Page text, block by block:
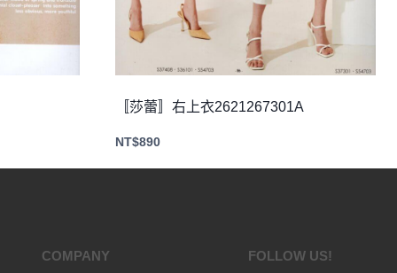
〚莎蕾〛右上衣2621267301A
NT$890
COMPANY FOLLOW US!